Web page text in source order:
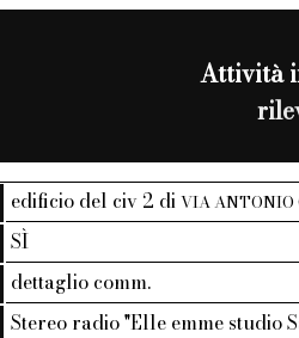
Attività
edificio del civ 2 diVIA ANTONIO
SÌ
dettaglio comm.
Stereo radio "Elle emme studio